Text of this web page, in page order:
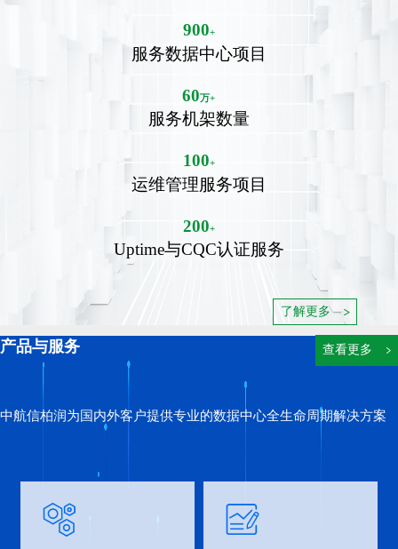
900+
服务数据中心项目
60万+
服务机架数量
100+
运维管理服务项目
200+
Uptime与CQC认证服务
了解更多
产品与服务 查看更多
中航信柏润为国内外客户提供专业的数据中心全生命周期解决方案